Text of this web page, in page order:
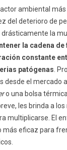
ambiental
del deterioro de
drásticamente la
la cadena
constante
patógenas .
desde el mercado
o una bolsa
les brinda a
multiplicarse. El
más eficaz para